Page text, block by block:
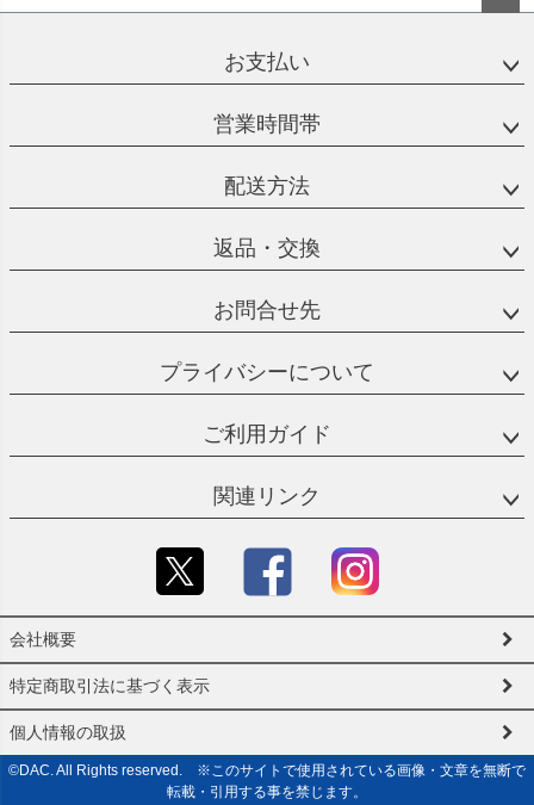
ップ
お支払い
営業時間帯
配送方法
返品・交換
お問合せ先
プライバシーについて
ご利用ガイド
関連リンク
会社概要
特定商取引法に基づく表示
個人情報の取扱
©DAC. All Rights reserved. ※このサイトで使用されている画像・文章を無断で
転載・引用する事を禁じます。